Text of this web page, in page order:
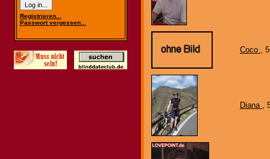
Registrieren...
Passwort vergessen...
Coco ,
Diana ,